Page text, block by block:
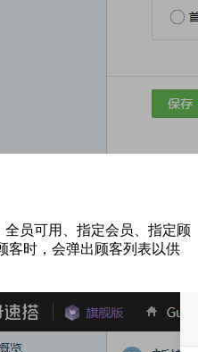
员可用、指定会员、指定顾
客时，会弹出顾客列表以供